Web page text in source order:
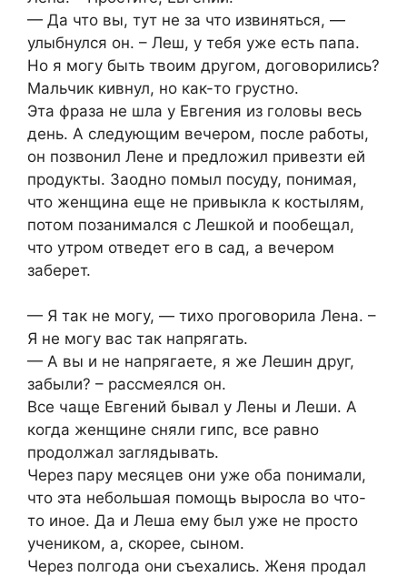
— Да что вы, тут не за что извиняться, —
улыбнулся он. – Леш, у тебя уже есть папа.
Но я могу быть твоим другом, договорились?
Мальчик кивнул, но как-то грустно.
Эта фраза не шла у Евгения из головы весь
день. А следующим вечером, после работы,
он позвонил Лене и предложил привезти ей
продукты. Заодно помыл посуду, понимая,
что женщина еще не привыкла к костылям,
потом позанимался с Лешкой и пообещал,
что утром отведет его в сад, а вечером
заберет.
— Я так не могу, — тихо проговорила Лена. –
Я не могу вас так напрягать.
— А вы и не напрягаете, я же Лешин друг,
забыли? – рассмеялся он.
Все чаще Евгений бывал у Лены и Леши. А
когда женщине сняли гипс, все равно
продолжал заглядывать.
Через пару месяцев они уже оба понимали,
что эта небольшая помощь выросла во что-
то иное. Да и Леша ему был уже не просто
учеником, а, скорее, сыном.
Через полгода они съехались. Женя продал